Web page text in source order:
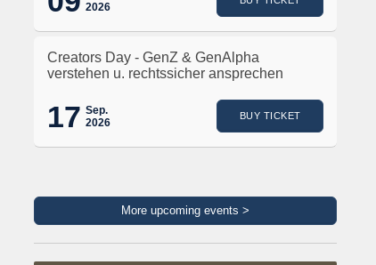
2026
Creators Day - GenZ & GenAlpha
verstehen u. rechtssicher ansprechen
17 Sep.
2026
BUY TICKET
More upcoming events >